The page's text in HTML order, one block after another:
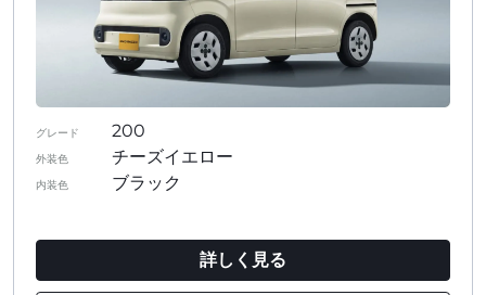
グレード 200
外装色 チーズイエロー
内装色 ブラック
詳しく見る